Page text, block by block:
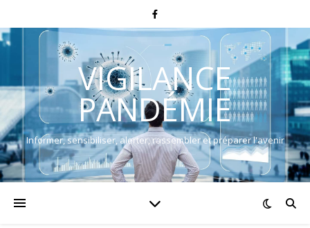
VIGILANCE
PANDÉMIE
Informer, sensibiliser, alerter, rassembler et préparer l'avenir